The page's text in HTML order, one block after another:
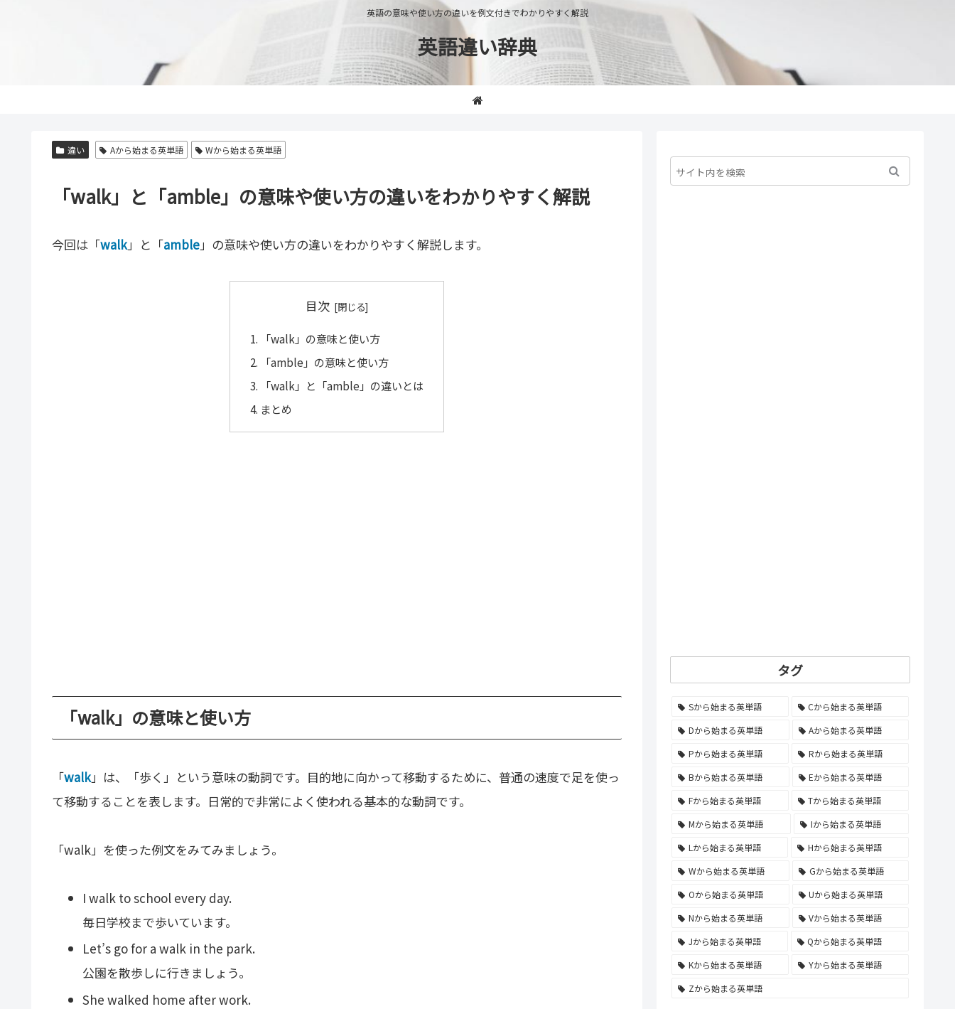
英語の意味や使い方の違いを例文付きでわかりやすく解説
英語違い辞典
違い Aから始まる英単語 Wから始まる英単語
「walk」と「amble」の意味や使い方の違いをわかりやすく解説
今回は「walk」と「amble」の意味や使い方の違いをわかりやすく解説します。
目次
「walk」の意味と使い方
「amble」の意味と使い方
「walk」と「amble」の違いとは
まとめ
「walk」の意味と使い方
「walk」は、「歩く」という意味の動詞です。目的地に向かって移動するために、普通の速度で足を使っ
て移動することを表します。日常的で非常によく使われる基本的な動詞です。
「walk」を使った例文をみてみましょう。
I walk to school every day.
毎日学校まで歩いています。
Let’s go for a walk in the park.
公園を散歩しに行きましょう。
She walked home after work.
タグ
Sから始まる英単語
Cから始まる英単語
Dから始まる英単語
Aから始まる英単語
Pから始まる英単語
Rから始まる英単語
Bから始まる英単語
Eから始まる英単語
Fから始まる英単語
Tから始まる英単語
Mから始まる英単語
Iから始まる英単語
Lから始まる英単語
Hから始まる英単語
Wから始まる英単語
Gから始まる英単語
Oから始まる英単語
Uから始まる英単語
Nから始まる英単語
Vから始まる英単語
Jから始まる英単語
Qから始まる英単語
Kから始まる英単語
Yから始まる英単語
Zから始まる英単語